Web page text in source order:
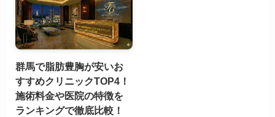
群馬で脂肪豊胸が安いお
すすめクリニックTOP4！
施術料金や医院の特徴を
ランキングで徹底比較！